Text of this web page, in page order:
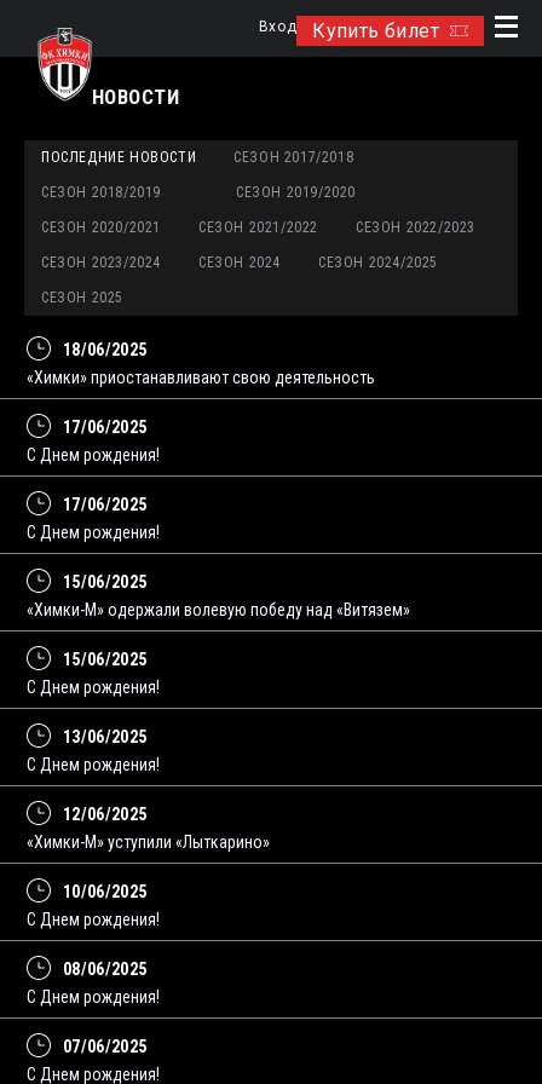
Купить билет
Вход
НОВОСТИ
ПОСЛЕДНИЕ НОВОСТИ СЕЗОН 2017/2018
СЕЗОН 2018/2019 СЕЗОН 2019/2020
СЕЗОН 2020/2021 СЕЗОН 2021/2022 СЕЗОН 2022/2023
СЕЗОН 2023/2024 СЕЗОН 2024 СЕЗОН 2024/2025
СЕЗОН 2025
18/06/2025
«Химки» приостанавливают свою деятельность
17/06/2025
С Днем рождения!
17/06/2025
С Днем рождения!
15/06/2025
«Химки-М» одержали волевую победу над «Витязем»
15/06/2025
С Днем рождения!
13/06/2025
C Днем рождения!
12/06/2025
«Химки-М» уступили «Лыткарино»
10/06/2025
С Днем рождения!
08/06/2025
C Днем рождения!
07/06/2025
С Днем рождения!